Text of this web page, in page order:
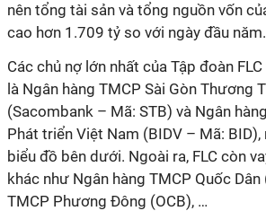
nên tổng tài sản và tổng nguồn vốn
cao hơn 1.709 tỷ so với ngày đầu năm.
Các chủ nợ lớn nhất của Tập đoàn
là Ngân hàng TMCP Sài Gòn Thương
(Sacombank – Mã: STB) và Ngân
Phát triển Việt Nam (BIDV – Mã:
biểu đồ bên dưới. Ngoài ra, FLC còn
khác như Ngân hàng TMCP Quốc Dân
TMCP Phương Đông (OCB), …